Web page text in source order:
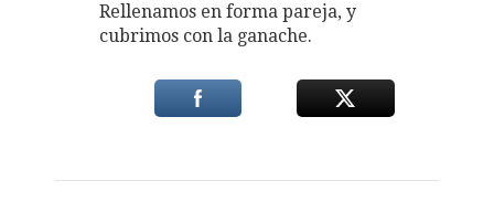
Rellenamos en forma pareja, y
cubrimos con la ganache.